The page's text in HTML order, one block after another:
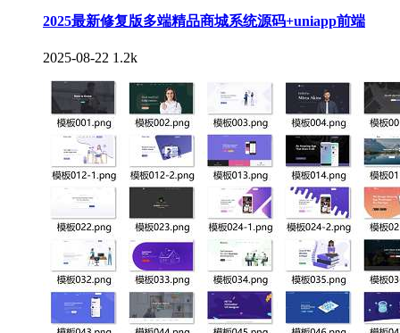
2025最新修复版多端精品商城系统源码+uniapp前端
2025-08-22 1.2k